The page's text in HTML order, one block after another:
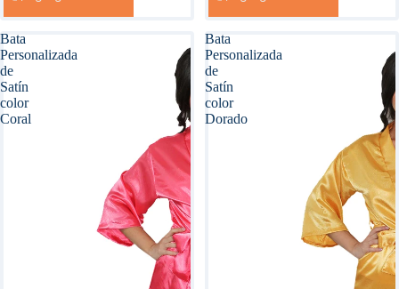
Bata
Personalizada
de
Satín
color
Coral
Bata
Personalizada
de
Satín
color
Dorado